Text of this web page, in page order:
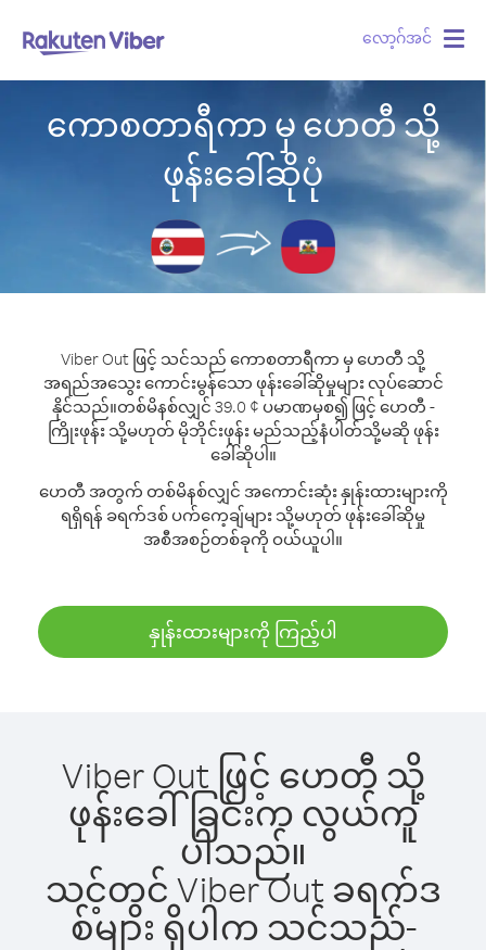
လော့ဂ်အင်
ကောစတာရီကာ မှ ဟေတီ သို့
ဖုန်းခေါ်ဆိုပုံ
Viber Out ဖြင့် သင်သည် ကောစတာရီကာ မှ ဟေတီ သို့
အရည်အသွေး ကောင်းမွန်သော ဖုန်းခေါ်ဆိုမှုများ လုပ်ဆောင်
နိုင်သည်။တစ်မိနစ်လျှင် 39.0 ¢ ပမာဏမှစ၍ ဖြင့် ဟေတီ -
ကြိုးဖုန်း သို့မဟုတ် မိုဘိုင်းဖုန်း မည်သည့်နံပါတ်သို့မဆို ဖုန်း
ခေါ်ဆိုပါ။
ဟေတီ အတွက် တစ်မိနစ်လျှင် အကောင်းဆုံး နှုန်းထားများကို
ရရှိရန် ခရက်ဒစ် ပက်ကေ့ချ်များ သို့မဟုတ် ဖုန်းခေါ်ဆိုမှု
အစီအစဉ်တစ်ခုကို ဝယ်ယူပါ။
နှုန်းထားများကို ကြည့်ပါ
Viber Out ဖြင့် ဟေတီ သို့
ဖုန်းခေါ်ခြင်းက လွယ်ကူ
ပါသည်။
သင့်တွင် Viber Out ခရက်ဒ
စ်များ ရှိပါက သင်သည်-